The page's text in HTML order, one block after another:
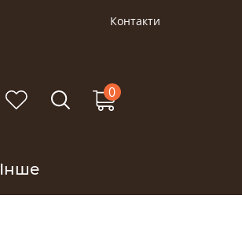
Контакти
0
Інше